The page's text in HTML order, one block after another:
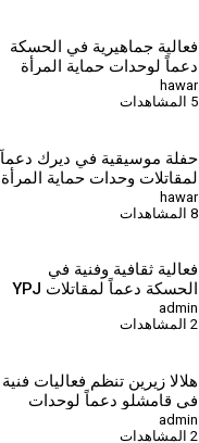
فعالية جماهيرية في الحسكة
دعماً لوحدات حماية المرأة
hawar
5 المشاهدات
حفلة موسيقية في ديرك دعماً
لمقاتلات وحدات حماية المرأة
hawar
8 المشاهدات
⁣فعالية ثقافية وفنية في
الحسكة دعماً لمقاتلات YPJ
admin
2 المشاهدات
⁣هلالا زيرين تنظم فعاليات فنية
في قامشلو دعماً لوحدات
حماية المرأة
admin
2 المشاهدات